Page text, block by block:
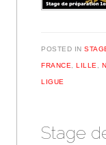
POSTED IN
FRANCE ,LILLE
LIGUE
Stage